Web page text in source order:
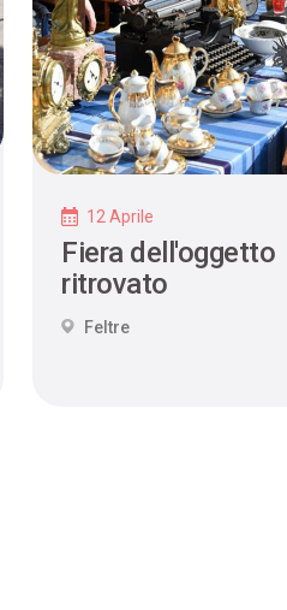
12 Aprile
Fiera dell'oggetto
ritrovato
Feltre